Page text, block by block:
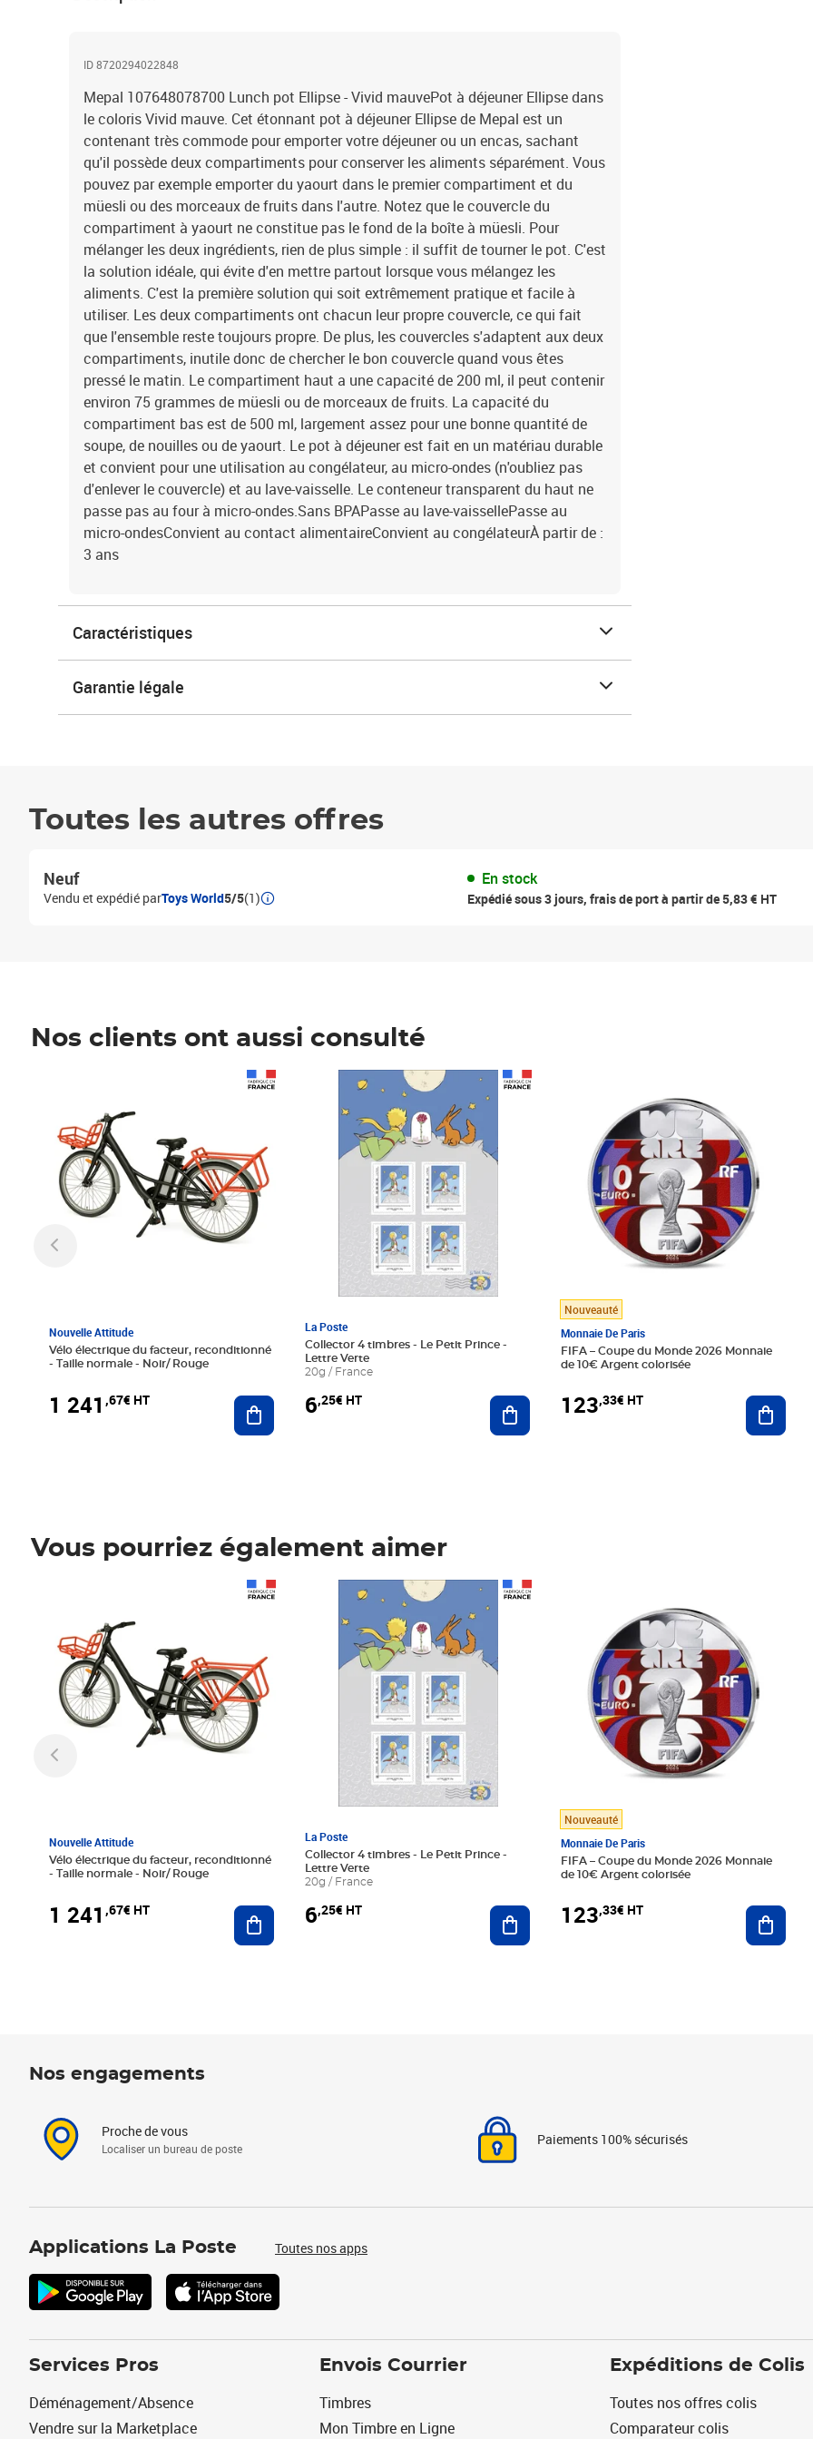
ID 8720294022848
Mepal 107648078700 Lunch pot Ellipse - Vivid mauvePot à déjeuner Ellipse dans
le coloris Vivid mauve. Cet étonnant pot à déjeuner Ellipse de Mepal est un
contenant très commode pour emporter votre déjeuner ou un encas, sachant
qu'il possède deux compartiments pour conserver les aliments séparément. Vous
pouvez par exemple emporter du yaourt dans le premier compartiment et du
müesli ou des morceaux de fruits dans l'autre. Notez que le couvercle du
compartiment à yaourt ne constitue pas le fond de la boîte à müesli. Pour
mélanger les deux ingrédients, rien de plus simple : il suffit de tourner le pot. C'est
la solution idéale, qui évite d'en mettre partout lorsque vous mélangez les
aliments. C'est la première solution qui soit extrêmement pratique et facile à
utiliser. Les deux compartiments ont chacun leur propre couvercle, ce qui fait
que l'ensemble reste toujours propre. De plus, les couvercles s'adaptent aux deux
compartiments, inutile donc de chercher le bon couvercle quand vous êtes
pressé le matin. Le compartiment haut a une capacité de 200 ml, il peut contenir
environ 75 grammes de müesli ou de morceaux de fruits. La capacité du
compartiment bas est de 500 ml, largement assez pour une bonne quantité de
soupe, de nouilles ou de yaourt. Le pot à déjeuner est fait en un matériau durable
et convient pour une utilisation au congélateur, au micro-ondes (n'oubliez pas
d'enlever le couvercle) et au lave-vaisselle. Le conteneur transparent du haut ne
passe pas au four à micro-ondes.Sans BPAPasse au lave-vaissellePasse au
micro-ondesConvient au contact alimentaireConvient au congélateurÀ partir de :
3 ans
Caractéristiques
Garantie légale
Toutes les autres offres
Neuf
Vendu et expédié parToys World5/5(1)
En stock
Expédié sous 3 jours, frais de port à partir de 5,83 € HT
Nos clients ont aussi consulté
Nouvelle Attitude
Vélo électrique du facteur, reconditionné
- Taille normale - Noir/ Rouge
1 241 ,67€ HT Ajouter au panier
La Poste
Collector 4 timbres - Le Petit Prince -
Lettre Verte
20g / France
6,25€ HT
Prix 6,25€ HT
Ajouter au panier
Nouveauté
Monnaie De Paris
FIFA – Coupe du Monde 2026 Monnaie
de 10€ Argent colorisée
123,33€ HT
Vous pourriez également aimer
Nouvelle Attitude
Vélo électrique du facteur, reconditionné
- Taille normale - Noir/ Rouge
1 241 ,67€ HT Ajouter au panier
La Poste
Collector 4 timbres - Le Petit Prince -
Lettre Verte
20g / France
6,25€ HT
Prix 6,25€ HT
Ajouter au panier
Nouveauté
Monnaie De Paris
FIFA – Coupe du Monde 2026 Monnaie
de 10€ Argent colorisée
123,33€ HT
Nos engagements
Proche de vous
Localiser un bureau de poste
Paiements 100% sécurisés
Applications La Poste Toutes nos apps
Services Pros
Déménagement/Absence
Vendre sur la Marketplace
Envois Courrier
Timbres
Mon Timbre en Ligne
Expéditions de Colis
Toutes nos offres colis
Comparateur colis